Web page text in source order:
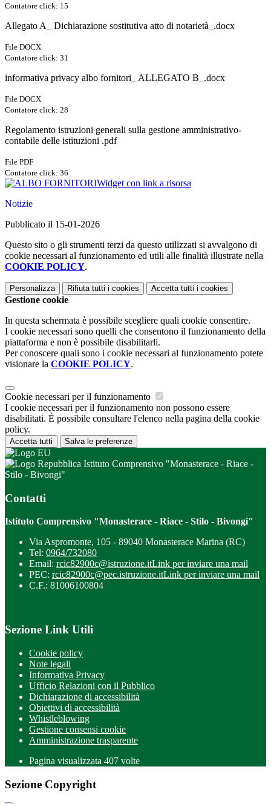
Contatore click: 15
Allegato A_ Dichiarazione sostitutiva atto di notarietà_.docx
File DOCX
Contatore click: 31
informativa privacy albo fornitori_ ALLEGATO B_.docx
File DOCX
Contatore click: 28
Regolamento istruzioni generali sulla gestione amministrativo-
contabile delle istituzioni .pdf
File PDF
Contatore click: 36
Widget con link a risorsa
Notizie
Pubblicato il 15-01-2026
Questo sito o gli strumenti terzi da questo utilizzati si avvalgono di
cookie necessari al funzionamento ed utili alle finalità illustrate nella
COOKIE POLICY.
Personalizza Rifiuta tutti i cookies Accetta tutti i cookies
Gestione cookie
In questa schermata è possibile scegliere quali cookie consentire.
I cookie necessari sono quelli che consentono il funzionamento della
piattaforma e non è possibile disabilitarli.
Per conoscere quali sono i cookie necessari al funzionamento potete
visionare la COOKIE POLICY.
Cookie necessari per il funzionamento
I cookie necessari per il funzionamento non possono essere
disabilitati. È possibile consultare l'elenco nella pagina della cookie
policy.
Accetta tutti Salva le preferenze
Istituto Comprensivo "Monasterace - Riace -
Stilo - Bivongi"
Contatti
Istituto Comprensivo "Monasterace - Riace - Stilo - Bivongi"
Via Aspromonte, 105 - 89040 Monasterace Marina (RC)
Tel: 0964/732080
Email: rcic82900c@istruzione.itLink per inviare una mail
PEC: rcic82900c@pec.istruzione.itLink per inviare una mail
C.F.: 81006100804
Sezione Link Utili
Cookie policy
Note legali
Informativa Privacy
Ufficio Relazioni con il Pubblico
Dichiarazione di accessibilità
Obiettivi di accessibilità
Whistleblowing
Gestione consensi cookie
Amministrazione trasparente
Pagina visualizzata 407 volte
Sezione Copyright